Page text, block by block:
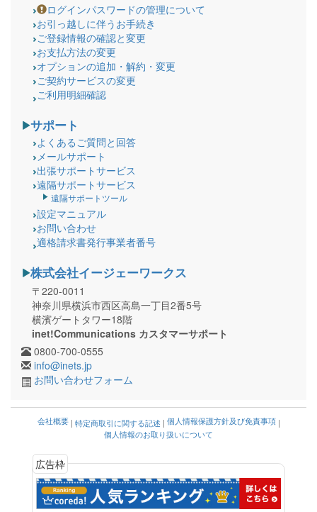
ログインパスワードの管理について
お引っ越しに伴うお手続き
ご登録情報の確認と変更
お支払方法の変更
オプションの追加・解約・変更
ご契約サービスの変更
ご利用明細確認
サポート
よくあるご質問と回答
メールサポート
出張サポートサービス
遠隔サポートサービス
遠隔サポートツール
設定マニュアル
お問い合わせ
適格請求書発行事業者番号
株式会社イージェーワークス
〒220-0011
神奈川県横浜市西区高島一丁目2番5号
横濱ゲートタワー18階
inet!Communications カスタマーサポート
0800-700-0555
info@inets.jp
お問い合わせフォーム
会社概要| 特定商取引に関する記述 | 個人情報保護方針及び免責事項|
個人情報のお取り扱いについて